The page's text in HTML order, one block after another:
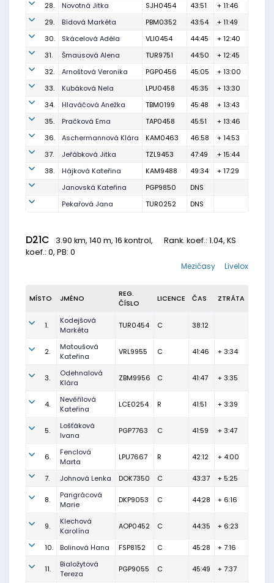
28.
Novotná Jitka SJH0454 43:51
+ 11:46
29.
Bídová Markéta PBM0352 43:54
+ 11:49
30.
Skácelová Adéla VLI0454 44:45
+ 12:40
31.
Šmausová Alena TUR9751 44:50
+ 12:45
32.
Arnoštová Veronika PGP0456 45:05
+ 13:00
33.
Kubáková Nela LPU0458 45:35
+ 13:30
34.
Hlaváčová Anežka TBM0199 45:48
+ 13:43
35.
Pračková Ema TAP0458 45:51
+ 13:46
36.
Aschermannová Klára KAM0463 46:58
+ 14:53
37.
Jeřábková Jitka TZL9453 47:49
+ 15:44
38.
Hájková Kateřina KAM9488 49:34
+ 17:29
Janovská Kateřina
PGP9850
DNS
Pekařová Jana
TUR0252 DNS
D21C 3.90 km, 140 m, 16 kontrol, Rank. koef.: 1.04, KS
koef.: 0, PB: 0
Livelox
Mezičasy
MÍSTO JMÉNO
REG.
ČÍSLO
LICENCE ČAS ZTRÁTA
1.
Kodejšová
Markéta
TUR0454 C 38:12
2.
Matoušová
Kateřina
VRL9955 C 41:46 + 3:34
3.
Odehnalová
Klára
ZBM9956 C 41:47 + 3:35
4.
Nevěřilová
Kateřina
LCE0254 R 41:51 + 3:39
5.
Lošťáková
Ivana
PGP7763 C 41:59 + 3:47
6.
Fenclová
Marta
LPU7667 R 42:12 + 4:00
7. Johnová Lenka DOK7350 C 43:37 + 5:25
8.
Pangrácová
Marie
DKP9053 C 44:28 + 6:16
9.
Klechová
Karolína
AOP0452 C 44:35 + 6:23
10. Bolinová Hana FSP8152 C 45:28 + 7:16
11.
Bialožytová
Tereza
PGP9055 C 45:49 + 7:37